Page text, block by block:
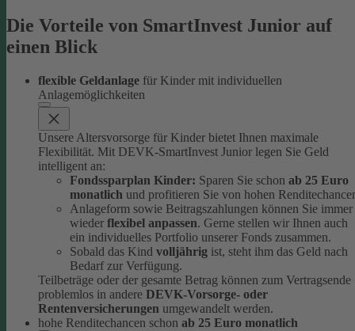
Die Vorteile von SmartInvest Junior auf
einen Blick
flexible Geldanlage für Kinder mit individuellen
Anlagemöglichkeiten
Unsere Altersvorsorge für Kinder bietet Ihnen maximale
Flexibilität. Mit DEVK-SmartInvest Junior legen Sie Geld
intelligent an:
Fondssparplan Kinder: Sparen Sie schon ab 25 Euro
monatlich und profitieren Sie von hohen
Anlageform sowie Beitragszahlungen können Sie immer
wieder flexibel anpassen. Gerne stellen wir Ihnen auch
ein individuelles Portfolio unserer Fonds zusammen.
Sobald das Kind volljährig ist, steht ihm das Geld nach
Bedarf zur Verfügung.
Teilbeträge oder der gesamte Betrag können zum Vertragsende
problemlos in andere DEVK-Vorsorge- oder
Rentenversicherungen umgewandelt werden.
hohe Renditechancen schon ab 25 Euro monatlich